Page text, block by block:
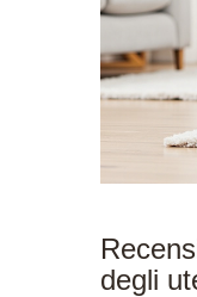
degli